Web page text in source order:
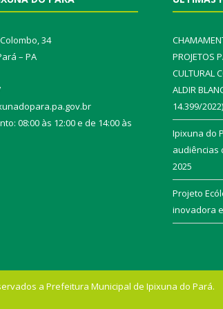
34
– PA
08:00 às 12:00 e de 14:00 às
PROJETOS
CULTURAL
ALDIR
14.399/2022)
Ipixuna do
audiências
2025
Projeto
inovadora
a Prefeitura Municipal de Ipixuna do Pará.